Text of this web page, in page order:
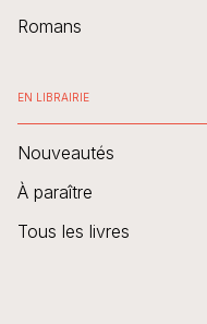
Romans
EN LIBRAIRIE
Nouveautés
À paraître
Tous les livres